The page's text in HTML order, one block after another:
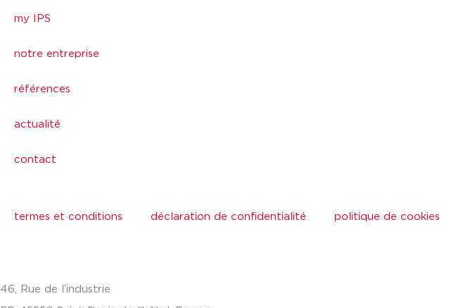
my IPS
notre entreprise
références
actualité
contact
termes et conditions déclaration de confidentialité politique de cookies
46, Rue de l’industrie